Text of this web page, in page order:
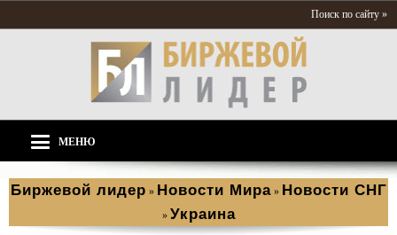
Поиск по сайту »
МЕНЮ
Биржевой лидер » Новости Мира » Новости СНГ
» Украина